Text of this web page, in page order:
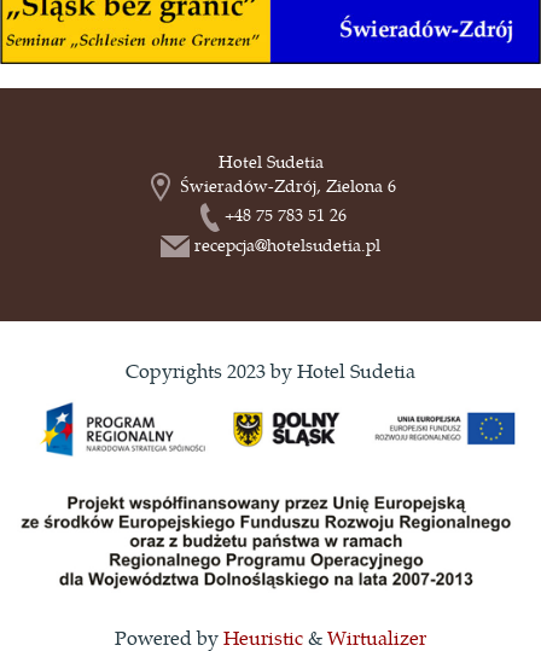
Hotel Sudetia
Świeradów-Zdrój, Zielona 6
+48 75 783 51 26
recepcja@hotelsudetia.pl
Copyrights 2023 by Hotel Sudetia
Powered byHeuristic&Wirtualizer